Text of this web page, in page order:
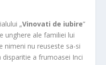
„Vinovati de iubire”
unghere ale familiei lui
nimeni nu reuseste sa-si
disparitie a frumoasei Inci